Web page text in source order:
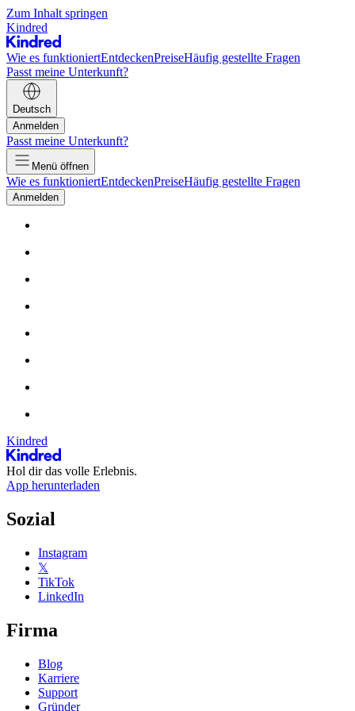
Zum Inhalt springen
Kindred
Wie es funktioniertEntdeckenPreiseHäufig gestellte Fragen
Passt meine Unterkunft?
Deutsch
Anmelden
Passt meine Unterkunft?
Menü öffnen
Wie es funktioniertEntdeckenPreiseHäufig gestellte Fragen
Anmelden
Kindred
Hol dir das volle Erlebnis.
App herunterladen
Sozial
Instagram
𝕏
TikTok
LinkedIn
Firma
Blog
Karriere
Support
Gründer